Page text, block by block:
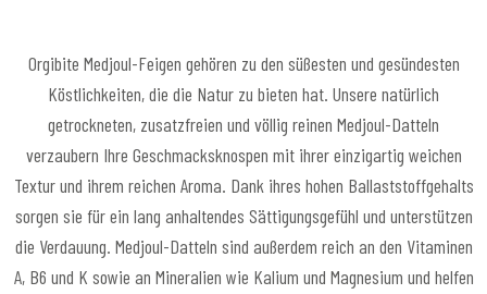
Orgibite Medjoul-Feigen gehören zu den süßesten und gesündesten
Köstlichkeiten, die die Natur zu bieten hat. Unsere natürlich
getrockneten, zusatzfreien und völlig reinen Medjoul-Datteln
verzaubern Ihre Geschmacksknospen mit ihrer einzigartig weichen
Textur und ihrem reichen Aroma. Dank ihres hohen Ballaststoffgehalts
sorgen sie für ein lang anhaltendes Sättigungsgefühl und unterstützen
die Verdauung. Medjoul-Datteln sind außerdem reich an den Vitaminen
A, B6 und K sowie an Mineralien wie Kalium und Magnesium und helfen